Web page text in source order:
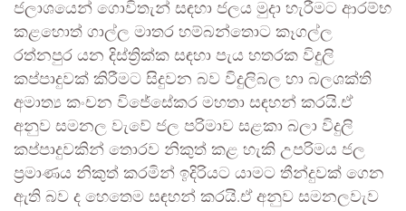
ජලාශයෙන් ගොවිතැන් සඳහා ජලය මුදා හැරීමට ආරම්භ
කළහොත් ගාල්ල මාතර හම්බන්තොට කෑගල්ල
රත්නපුර යන දිස්ත්‍රික්ක සඳහා පැය හතරක විදුලි
කප්පාදුවක් කිරීමට සිදුවන බව විදුලිබල හා බලශක්ති
අමාත්‍ය කංචන විජේසේකර මහතා සඳහන් කරයි.ඒ
අනුව සමනල වැවේ ජල පරිමාව සළකා බලා විදුලි
කප්පාදුවකින් තොරව නිකුත් කළ හැකි උපරිමය ජල
ප්‍රමාණය නිකුත් කරමින් ඉදිරියට යාමට තීන්දුවක් ගෙන
ඇති බව ද හෙතෙම සඳහන් කරයි.ඒ අනුව සමනලවැව